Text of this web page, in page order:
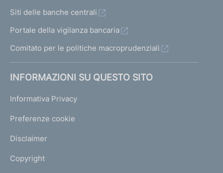
Siti delle banche centrali
Portale della vigilanza bancaria
Comitato per le politiche macroprudenziali
INFORMAZIONI SU QUESTO SITO
Informativa Privacy
Preferenze cookie
Disclaimer
Copyright